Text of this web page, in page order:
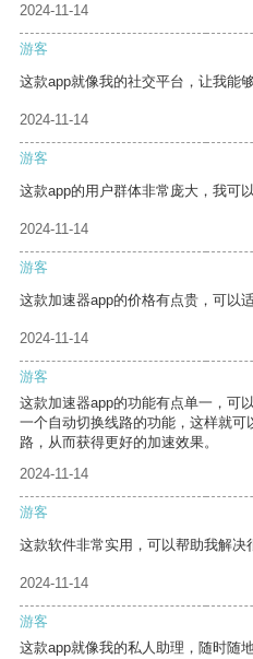
2024-11-14
游客
这款app就像我的社交平台，让我能
2024-11-14
游客
这款app的用户群体非常庞大，我可
2024-11-14
游客
这款加速器app的价格有点贵，可以
2024-11-14
游客
这款加速器app的功能有点单一，可
一个自动切换线路的功能，这样就
路，从而获得更好的加速效果。
2024-11-14
游客
这款软件非常实用，可以帮助我解决
2024-11-14
游客
这款app就像我的私人助理，随时随